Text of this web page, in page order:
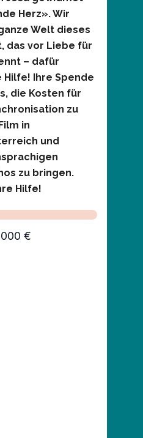
Herz». Wir
Welt dieses
das vor Liebe für
– dafür
Hilfe! Ihre Spende
die Kosten für
zu
in
und
zu bringen.
Hilfe!